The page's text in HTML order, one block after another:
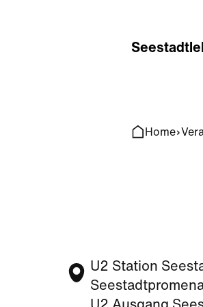
Seestadt
Home
U2 Station